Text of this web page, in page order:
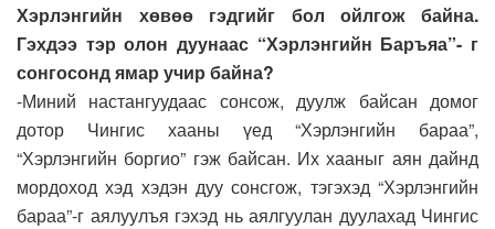
Хэрлэнгийн хөвөө гэдгийг бол ойлгож байна.
Гэхдээ тэр олон дуунаас “Хэрлэнгийн Баръяа”- г
сонгосонд ямар учир байна?
-Миний настангуудаас сонсож, дуулж байсан домог
дотор Чингис хааны үед “Хэрлэнгийн бараа”,
“Хэрлэнгийн боргио” гэж байсан. Их хааныг аян дайнд
мордоход хэд хэдэн дуу сонсгож, тэгэхэд “Хэрлэнгийн
бараа”-г аялуулъя гэхэд нь аялгуулан дуулахад Чингис